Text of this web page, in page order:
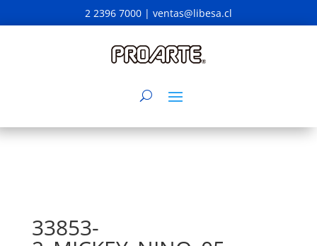
2 2396 7000 | ventas@libesa.cl
33853-